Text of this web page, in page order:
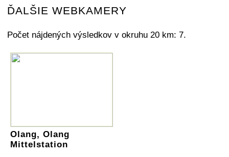
ĎALŠIE WEBKAMERY
Počet nájdených výsledkov v okruhu 20 km: 7.
Olang, Olang
Mittelstation